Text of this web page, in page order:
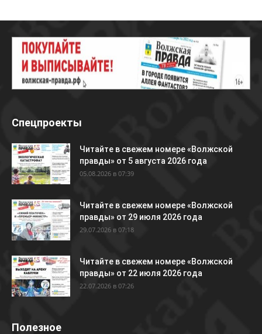
Спецпроекты
Читайте в свежем номере «Волжской
правды» от 5 августа 2026 года
05.08.2026 в 07:39
Читайте в свежем номере «Волжской
правды» от 29 июля 2026 года
29.07.2026 в 07:18
Читайте в свежем номере «Волжской
правды» от 22 июля 2026 года
22.07.2026 в 07:26
Полезное